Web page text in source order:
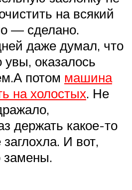
на всякий
— сделано.
даже думал, что
оказалось
потом машина
на холостых. Не
держать какое-то
И вот,
замены.